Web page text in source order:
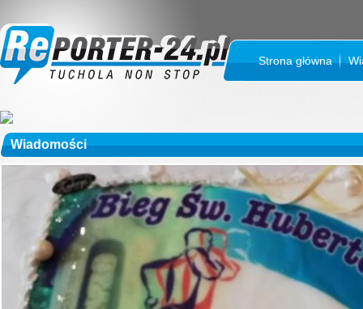
Strona główna
Wiadomości